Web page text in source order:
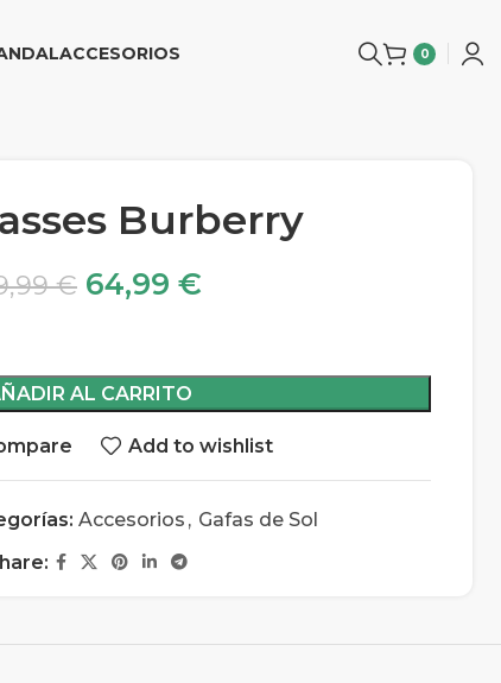
ACCESORIOS 0
Burberry
€ 64,99 €
AL CARRITO
Add to wishlist
Accesorios , Gafas de Sol